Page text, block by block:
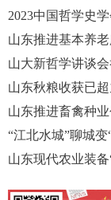
2023中国哲学史
山东推进基本养
山大新哲学讲谈
山东秋粮收获已
山东推进畜禽种
“江北水城”聊城
山东现代农业装